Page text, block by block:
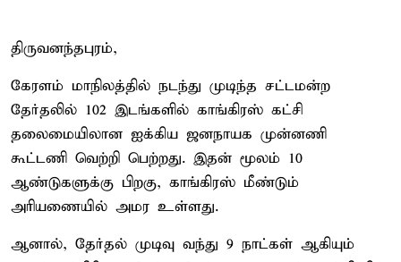
திருவனந்தபுரம்,
கேரளம் மாநிலத்தில் நடந்து முடிந்த சட்டமன்ற
தேர்தலில் 102 இடங்களில் காங்கிரஸ் கட்சி
தலைமையிலான ஐக்கிய ஜனநாயக முன்னணி
கூட்டணி வெற்றி பெற்றது. இதன் மூலம் 10
ஆண்டுகளுக்கு பிறகு, காங்கிரஸ் மீண்டும்
அரியணையில் அமர உள்ளது.
ஆனால், தேர்தல் முடிவு வந்து 9 நாட்கள் ஆகியும்